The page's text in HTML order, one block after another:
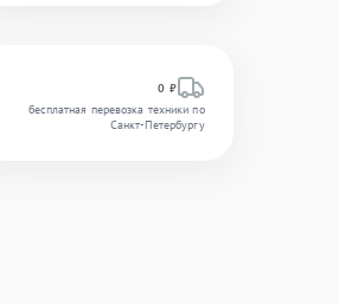
0 ₽
бесплатная перевозка техники по
Санкт-Петербургу